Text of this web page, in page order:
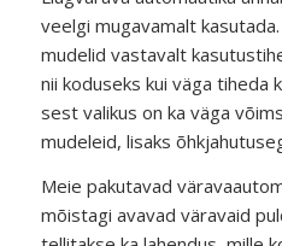
veelgi mugavamalt
mudelid vastavalt
nii koduseks kui väga tiheda
sest valikus on ka väga
mudeleid, lisaks
Meie pakutavad
mõistagi avavad väravaid